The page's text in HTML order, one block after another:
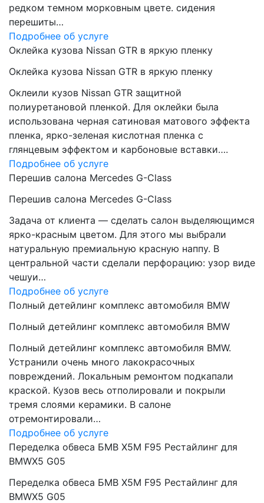
редком темном морковным цвете. сидения
перешиты…
Подробнее об услуге
Оклейка кузова Nissan GTR в яркую пленку
Оклейка кузова Nissan GTR в яркую пленку
Оклеили кузов Nissan GTR защитной
полиуретановой пленкой. Для оклейки была
использована черная сатиновая матового эффекта
пленка, ярко-зеленая кислотная пленка с
глянцевым эффектом и карбоновые вставки….
Подробнее об услуге
Перешив салона Mercedes G-Class
Перешив салона Mercedes G-Class
Задача от клиента — сделать салон выделяющимся
ярко-красным цветом. Для этого мы выбрали
натуральную премиальную красную наппу. В
центральной части сделали перфорацию: узор виде
чешуи…
Подробнее об услуге
Полный детейлинг комплекс автомобиля BMW
Полный детейлинг комплекс автомобиля BMW
Полный детейлинг комплекс автомобиля BMW.
Устранили очень много лакокрасочных
повреждений. Локальным ремонтом подкапали
краской. Кузов весь отполировали и покрыли
тремя слоями керамики. В салоне
отремонтировали…
Подробнее об услуге
Переделка обвеса БМВ Х5М F95 Рестайлинг для
BMWX5 G05
Переделка обвеса БМВ Х5М F95 Рестайлинг для
BMWX5 G05